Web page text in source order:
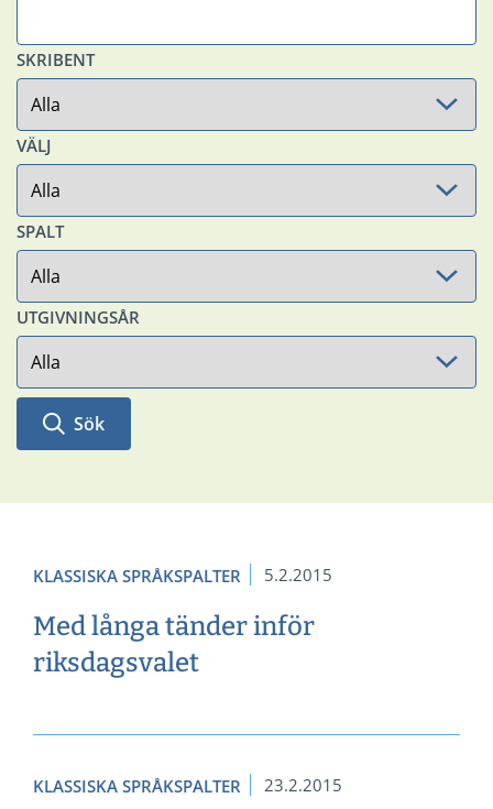
SKRIBENT
VÄLJ
SPALT
UTGIVNINGSÅR
Sök
KLASSISKA SPRÅKSPALTER 5.2.2015
Med långa tänder inför
riksdagsvalet
KLASSISKA SPRÅKSPALTER 23.2.2015